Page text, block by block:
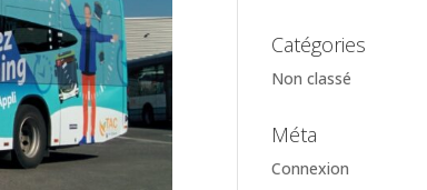
Catégories
Non classé
Méta
Connexion